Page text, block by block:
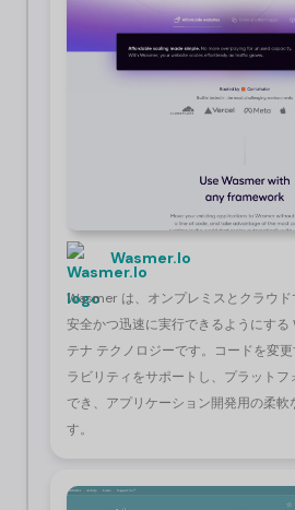
Wasmer.Io
Wasmer は、オンプレミスとクラウ
安全かつ迅速に実行できるようにす
テナ テクノロジーです。コードを変
ラビリティをサポートし、プラットフ
でき、アプリケーション開発用の柔軟
す。